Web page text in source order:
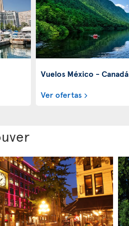
Vuelos México - Canadá
Ver ofertas